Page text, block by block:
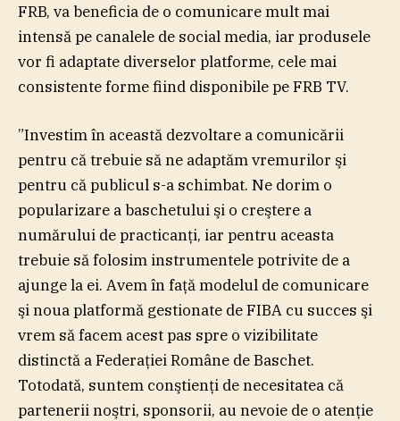
FRB, va beneficia de o comunicare mult mai
intensă pe canalele de social media, iar produsele
vor fi adaptate diverselor platforme, cele mai
consistente forme fiind disponibile pe FRB TV.
”Investim în această dezvoltare a comunicării
pentru că trebuie să ne adaptăm vremurilor şi
pentru că publicul s-a schimbat. Ne dorim o
popularizare a baschetului şi o creştere a
numărului de practicanţi, iar pentru aceasta
trebuie să folosim instrumentele potrivite de a
ajunge la ei. Avem în faţă modelul de comunicare
şi noua platformă gestionate de FIBA cu succes şi
vrem să facem acest pas spre o vizibilitate
distinctă a Federaţiei Române de Baschet.
Totodată, suntem conştienţi de necesitatea că
partenerii noştri, sponsorii, au nevoie de o atenţie